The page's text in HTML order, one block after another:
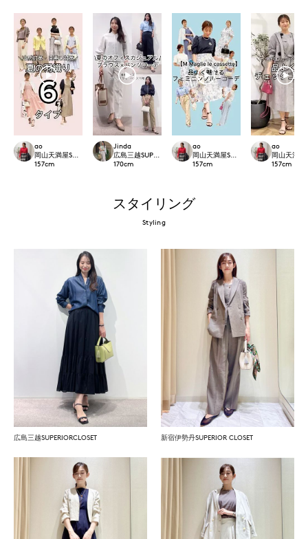
ao
岡山天満屋SUPERIORCLOSET
157cm
Jinda
広島三越SUPERIORCLOSET
170cm
ao
岡山天満屋SUPERIORCLOSET
157cm
ao
岡山天満屋
157cm
スタイリング
Styling
広島三越SUPERIORCLOSET 新宿伊勢丹SUPERIOR CLOSET